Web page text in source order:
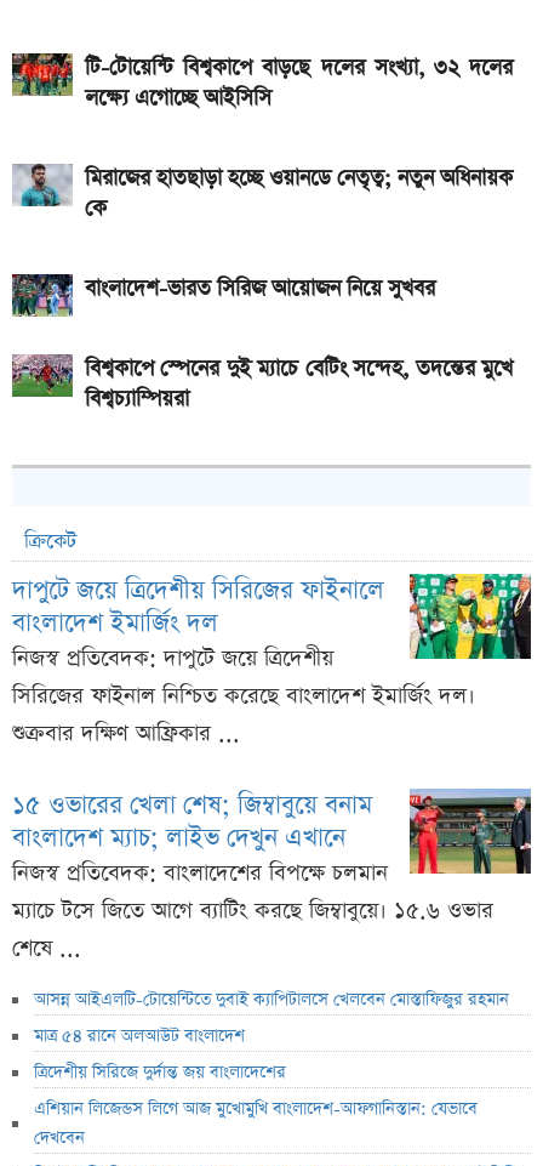
টি-টোয়েন্টি বিশ্বকাপে বাড়ছে দলের সংখ্যা, ৩২ দলের
লক্ষ্যে এগোচ্ছে আইসিসি
মিরাজের হাতছাড়া হচ্ছে ওয়ানডে নেতৃত্ব; নতুন অধিনায়ক
কে
বাংলাদেশ-ভারত সিরিজ আয়োজন নিয়ে সুখবর
বিশ্বকাপে স্পেনের দুই ম্যাচে বেটিং সন্দেহ, তদন্তের মুখে
বিশ্বচ্যাম্পিয়রা
ক্রিকেট
দাপুটে জয়ে ত্রিদেশীয় সিরিজের ফাইনালে
বাংলাদেশ ইমার্জিং দল
নিজস্ব প্রতিবেদক: দাপুটে জয়ে ত্রিদেশীয়
সিরিজের ফাইনাল নিশ্চিত করেছে বাংলাদেশ ইমার্জিং দল।
শুক্রবার দক্ষিণ আফ্রিকার ...
১৫ ওভারের খেলা শেষ; জিম্বাবুয়ে বনাম
বাংলাদেশ ম্যাচ; লাইভ দেখুন এখানে
নিজস্ব প্রতিবেদক: বাংলাদেশের বিপক্ষে চলমান
ম্যাচে টসে জিতে আগে ব্যাটিং করছে জিম্বাবুয়ে। ১৫.৬ ওভার
শেষে ...
আসন্ন আইএলটি-টোয়েন্টিতে দুবাই ক্যাপিটালসে খেলবেন মোস্তাফিজুর রহমান
মাত্র ৫৪ রানে অলআউট বাংলাদেশ
ত্রিদেশীয় সিরিজে দুর্দান্ত জয় বাংলাদেশের
এশিয়ান লিজেন্ডস লিগে আজ মুখোমুখি বাংলাদেশ-আফগানিস্তান: যেভাবে
দেখবেন